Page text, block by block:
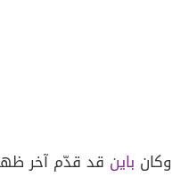
وكان باين قد قدّم آخر